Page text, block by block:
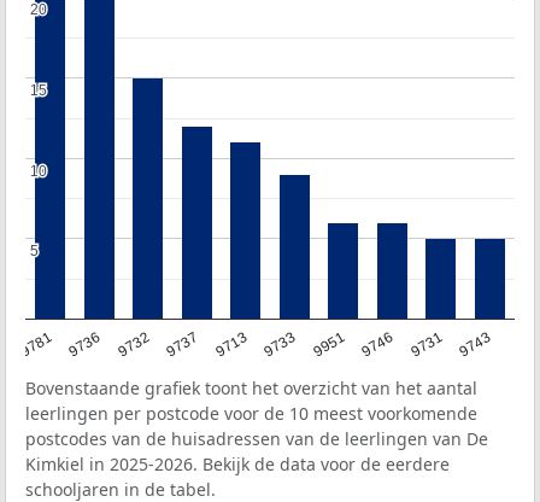
9781 9736 9732 9737 9713 9733 9951 9746 9731 9743
5
5
10
10
15
15
20
20
Bovenstaande grafiek toont het overzicht van het aantal
leerlingen per postcode voor de 10 meest voorkomende
postcodes van de huisadressen van de leerlingen van De
Kimkiel in 2025-2026. Bekijk de data voor de eerdere
schooljaren in de tabel.